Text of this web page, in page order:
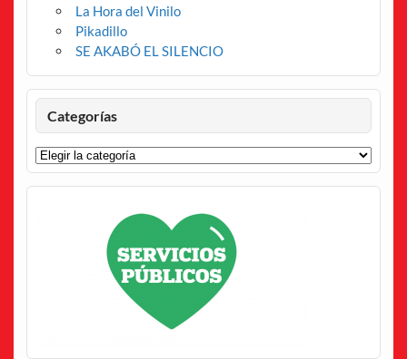
La Hora del Vinilo
Pikadillo
SE AKABÓ EL SILENCIO
Categorías
Categorías